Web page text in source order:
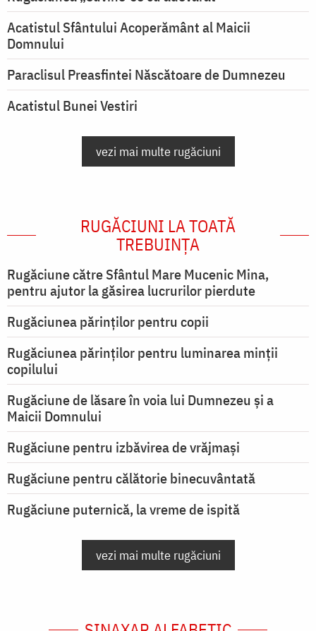
Acatistul Sfântului Acoperământ al Maicii
Domnului
Paraclisul Preasfintei Născătoare de Dumnezeu
Acatistul Bunei Vestiri
vezi mai multe rugăciuni
RUGĂCIUNI LA TOATĂ
TREBUINȚA
Rugăciune către Sfântul Mare Mucenic Mina,
pentru ajutor la găsirea lucrurilor pierdute
Rugăciunea părinților pentru copii
Rugăciunea părinților pentru luminarea minţii
copilului
Rugăciune de lăsare în voia lui Dumnezeu şi a
Maicii Domnului
Rugăciune pentru izbăvirea de vrăjmași
Rugăciune pentru călătorie binecuvântată
Rugăciune puternică, la vreme de ispită
vezi mai multe rugăciuni